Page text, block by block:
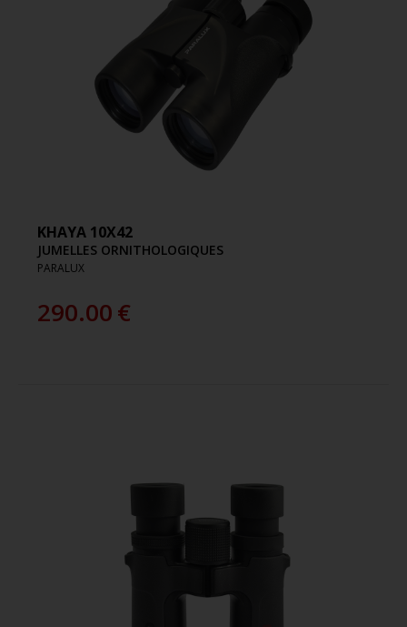
KHAYA 10X42
JUMELLES ORNITHOLOGIQUES
PARALUX
290.00€